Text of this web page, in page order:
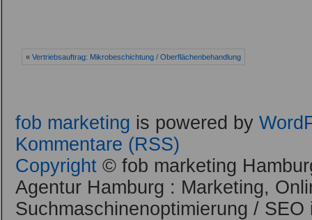
« Vertriebsauftrag: Mikrobeschichtung / Oberflächenbehandlung
fob marketing is powered by
Kommentare (RSS)
Copyright © fob marketing
Agentur Hamburg : Marketing,
Suchmaschinenoptimierung / SEO